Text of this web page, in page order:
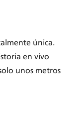
única.
en vivo
unos metros